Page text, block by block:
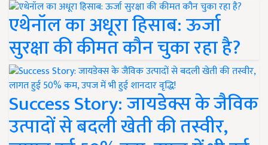
एथेनॉल का अधूरा हिसाब: ऊर्जा
सुरक्षा की कीमत कौन चुका रहा है?
Success Story: जायडेक्स के जैविक
उत्पादों से बदली खेती की तस्वीर,